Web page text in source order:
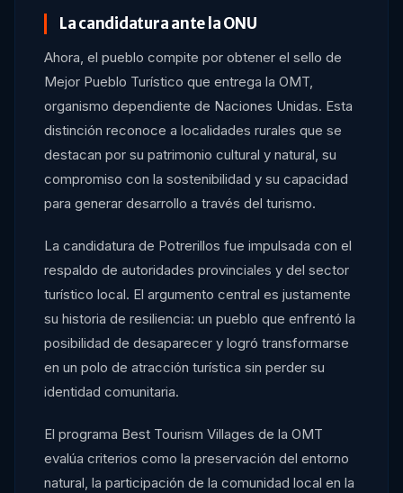
La candidatura ante la ONU
Ahora, el pueblo compite por obtener el sello de
Mejor Pueblo Turístico que entrega la OMT,
organismo dependiente de Naciones Unidas. Esta
distinción reconoce a localidades rurales que se
destacan por su patrimonio cultural y natural, su
compromiso con la sostenibilidad y su capacidad
para generar desarrollo a través del turismo.
La candidatura de Potrerillos fue impulsada con el
respaldo de autoridades provinciales y del sector
turístico local. El argumento central es justamente
su historia de resiliencia: un pueblo que enfrentó la
posibilidad de desaparecer y logró transformarse
en un polo de atracción turística sin perder su
identidad comunitaria.
El programa Best Tourism Villages de la OMT
evalúa criterios como la preservación del entorno
natural, la participación de la comunidad local en la